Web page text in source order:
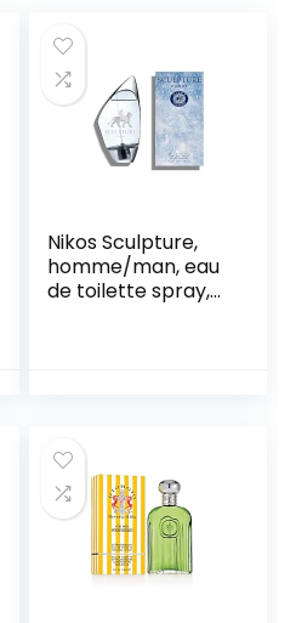
Nikos Sculpture,
homme/man, eau
de toilette spray,